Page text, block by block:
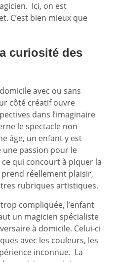
Ici, on est
C’est bien mieux que
curiosité des
avec ou sans
côté créatif ouvre
dans l’imaginaire
le spectacle non
âge, un enfant y est
passion pour le
qui concourt à piquer la
prend réellement plaisir,
rubriques artistiques.
compliquée, l’enfant
un magicien spécialiste
à domicile. Celui-ci
avec les couleurs, les
inconnue. La